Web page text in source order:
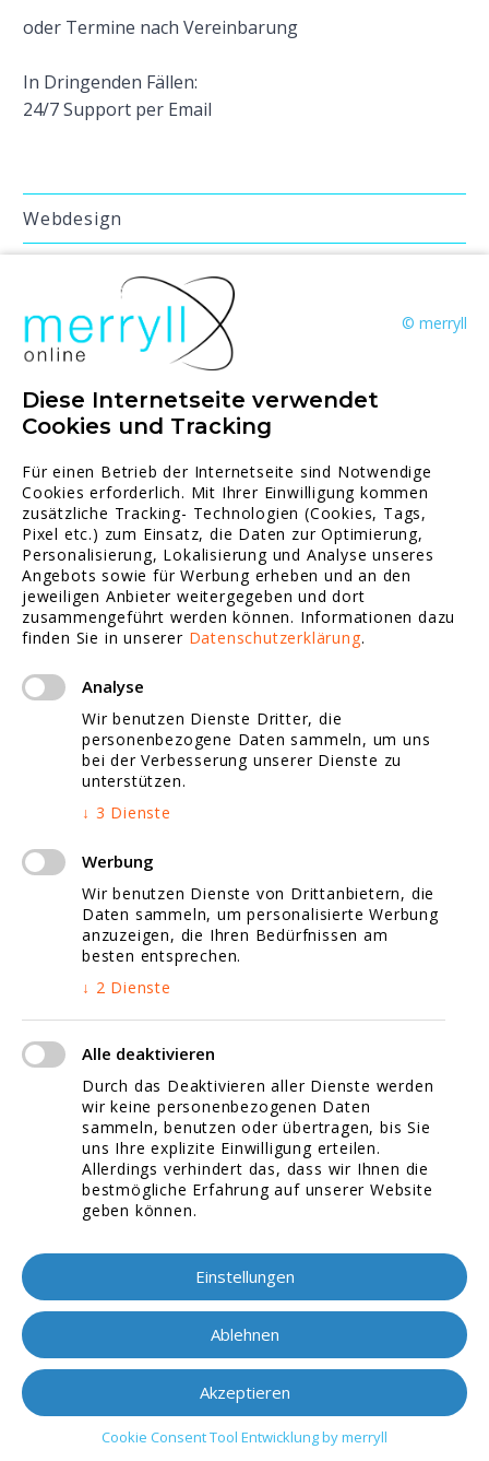
oder Termine nach Vereinbarung
In Dringenden Fällen:
24/7 Support per Email
Webdesign
Landingpage
Website Inhalte schreiben
Professionelle Onlineshops
Online Marketing
Suchmaschinen Marketing
Webdesign Referenzen
Tracking / Statistik
Website Redesign
Website Fotografie
Jobs
Google Map Marketing
Video Marketing
Suchmaschinenoptimierung
Datenschutzerklärung
Impressum
Kontaktieren Sie uns!
Jetzt bewerben!
© merryll
Diese Internetseite verwendet
Cookies und Tracking
Für einen Betrieb der Internetseite sind Notwendige
Cookies erforderlich. Mit Ihrer Einwilligung kommen
zusätzliche Tracking- Technologien (Cookies, Tags,
Pixel etc.) zum Einsatz, die Daten zur Optimierung,
Personalisierung, Lokalisierung und Analyse unseres
Angebots sowie für Werbung erheben und an den
jeweiligen Anbieter weitergegeben und dort
zusammengeführt werden können. Informationen dazu
finden Sie in unserer Datenschutzerklärung.
Analyse
Wir benutzen Dienste Dritter, die
personenbezogene Daten sammeln, um uns
bei der Verbesserung unserer Dienste zu
unterstützen.
↓ 3 Dienste
Werbung
Wir benutzen Dienste von Drittanbietern, die
Daten sammeln, um personalisierte Werbung
anzuzeigen, die Ihren Bedürfnissen am
besten entsprechen.
↓ 2 Dienste
Alle deaktivieren
Durch das Deaktivieren aller Dienste werden
wir keine personenbezogenen Daten
sammeln, benutzen oder übertragen, bis Sie
uns Ihre explizite Einwilligung erteilen.
Allerdings verhindert das, dass wir Ihnen die
bestmögliche Erfahrung auf unserer Website
geben können.
Ablehnen
Einstellungen
Akzeptieren
Cookie Consent Tool Entwicklung by merryll